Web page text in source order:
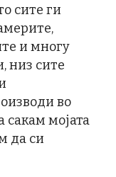
сите ги
и многу
низ сите
во
сакам мојата
да си